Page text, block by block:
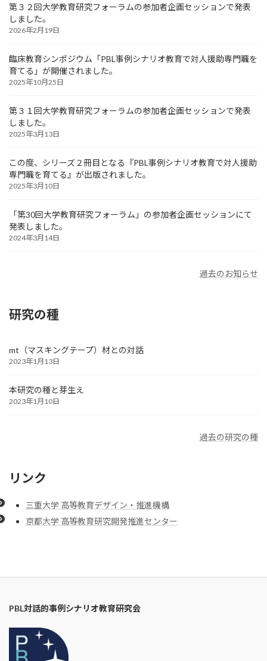
第３２回大学教育研究フォーラムの参加者企画セッションで発表
しました。
2026年2月19日
臨床教育シンポジウム「PBL事例シナリオ教育で対人援助専門職を
育てる」が開催されました。
2025年10月25日
第３１回大学教育研究フォーラムの参加者企画セッションで発表
しました。
2025年3月13日
この度、シリーズ２冊目となる『PBL事例シナリオ教育で対人援助
専門職を育てる』が出版されました。
2025年3月10日
「第30回大学教育研究フォーラム」の参加者企画セッションにて
発表しました。
2024年3月14日
過去のお知らせ
研究の種
mt（マスキングテープ）材との対話
2023年1月13日
本研究の種と芽生え
2023年1月10日
過去の研究の種
リンク
三重大学 高等教育デザイン・推進機構
京都大学 ⾼等教育研究開発推進センター
PBL対話的事例シナリオ教育研究会